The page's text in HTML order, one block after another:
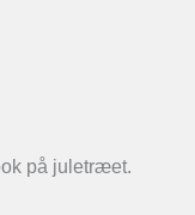
på juletræet.